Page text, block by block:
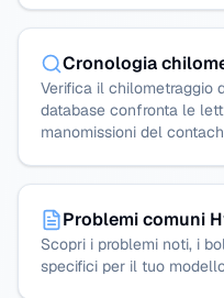
Cronologia
Verifica il chilometraggio
database confronta le
manomissioni del
Problemi comuni
Scopri i problemi noti, i
specifici per il tuo